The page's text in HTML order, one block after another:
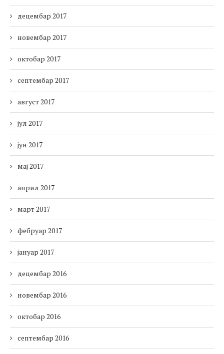
децембар 2017
новембар 2017
октобар 2017
септембар 2017
август 2017
јул 2017
јун 2017
мај 2017
април 2017
март 2017
фебруар 2017
јануар 2017
децембар 2016
новембар 2016
октобар 2016
септембар 2016